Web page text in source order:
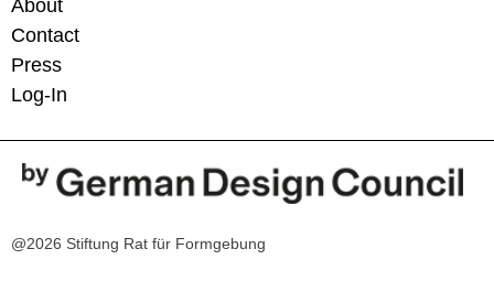
About
Contact
Press
Log-In
@2026 Stiftung Rat für Formgebung